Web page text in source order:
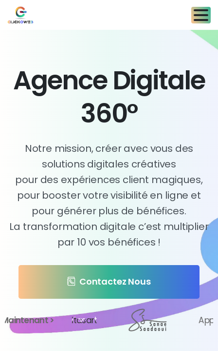
Agence Digitale
360°
Notre mission, créer avec vous des
solutions digitales créatives
pour des expériences client magiques,
pour booster votre visibilité en ligne et
pour générer plus de bénéfices.
La transformation digitale c’est multiplier
par 10 vos bénéfices !
Contactez Nous
> itasart